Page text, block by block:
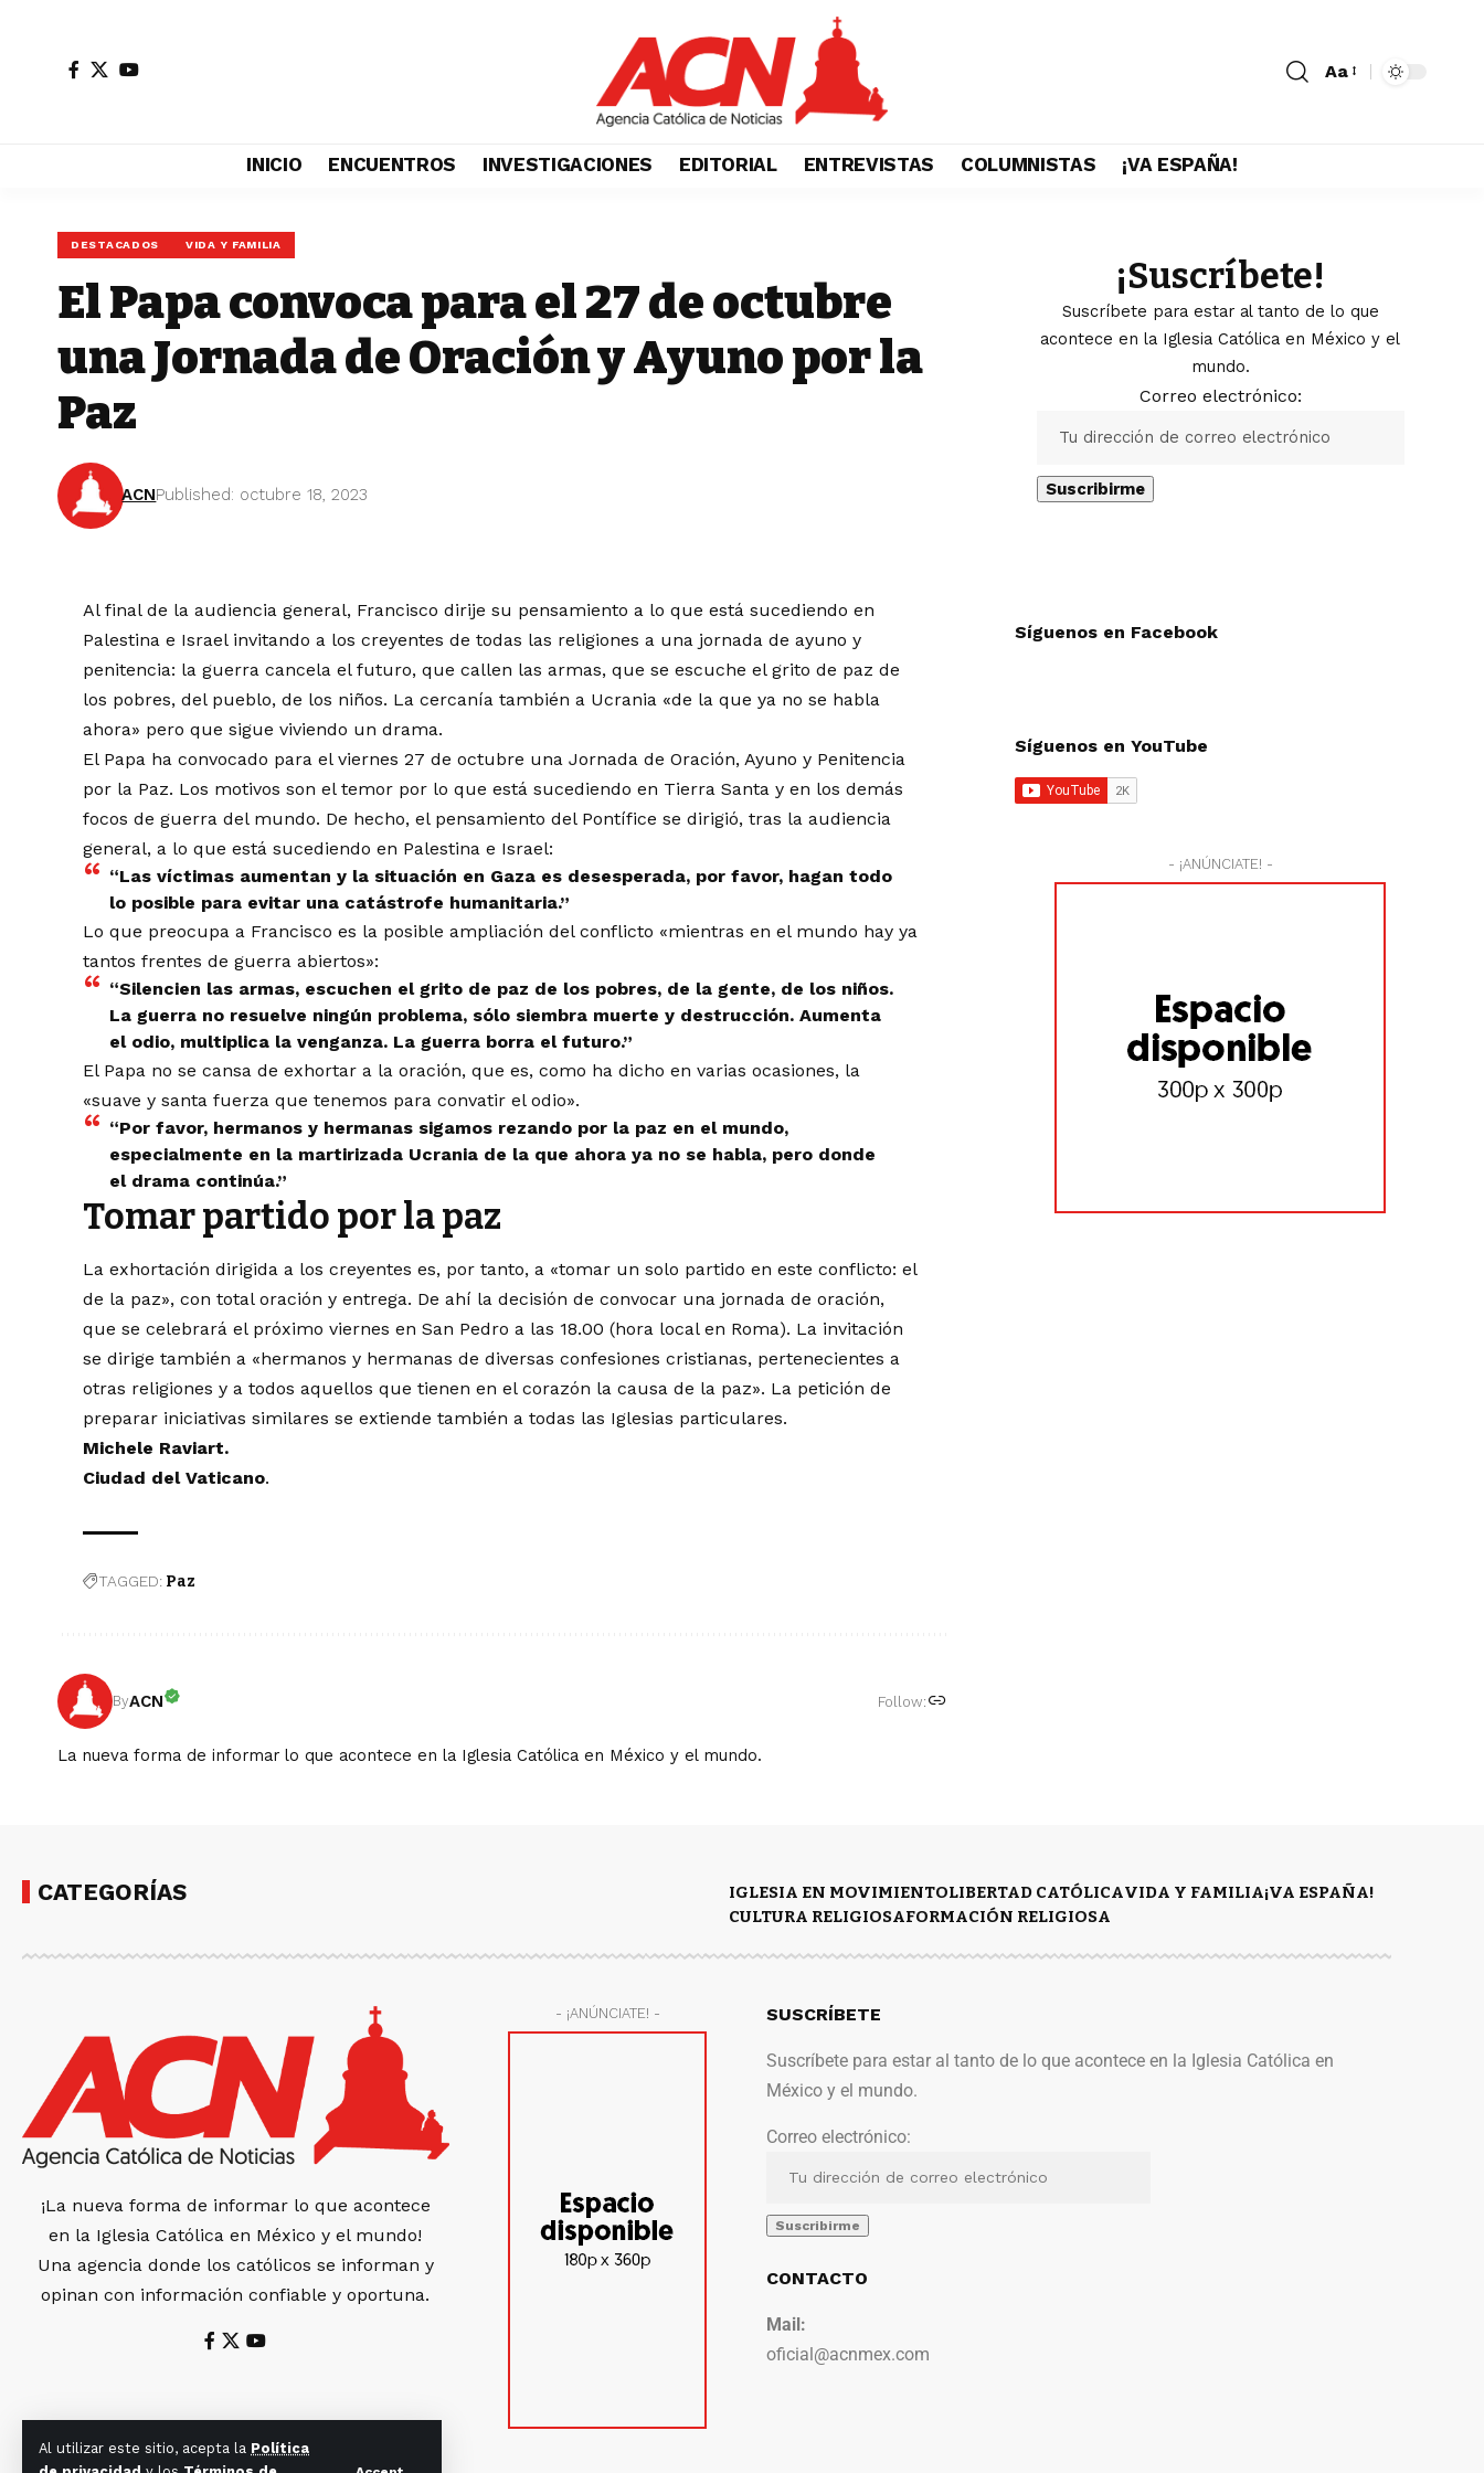
Al utilizar este sitio, acepta la Política
Aa
INICIO ENCUENTROS INVESTIGACIONES EDITORIAL ENTREVISTAS COLUMNISTAS ¡VA ESPAÑA!
DESTACADOS VIDA Y FAMILIA
El Papa convoca para el 27 de octubre
una Jornada de Oración y Ayuno por la
Paz
ACNPublished: octubre 18, 2023
Al final de la audiencia general, Francisco dirije su pensamiento a lo que está sucediendo en
Palestina e Israel invitando a los creyentes de todas las religiones a una jornada de ayuno y
penitencia: la guerra cancela el futuro, que callen las armas, que se escuche el grito de paz de
los pobres, del pueblo, de los niños. La cercanía también a Ucrania «de la que ya no se habla
ahora» pero que sigue viviendo un drama.
El Papa ha convocado para el viernes 27 de octubre una Jornada de Oración, Ayuno y Penitencia
por la Paz. Los motivos son el temor por lo que está sucediendo en Tierra Santa y en los demás
focos de guerra del mundo. De hecho, el pensamiento del Pontífice se dirigió, tras la audiencia
general, a lo que está sucediendo en Palestina e Israel:
“Las víctimas aumentan y la situación en Gaza es desesperada, por favor, hagan todo
lo posible para evitar una catástrofe humanitaria.”
Lo que preocupa a Francisco es la posible ampliación del conflicto «mientras en el mundo hay ya
tantos frentes de guerra abiertos»:
“Silencien las armas, escuchen el grito de paz de los pobres, de la gente, de los niños.
La guerra no resuelve ningún problema, sólo siembra muerte y destrucción. Aumenta
el odio, multiplica la venganza. La guerra borra el futuro.”
El Papa no se cansa de exhortar a la oración, que es, como ha dicho en varias ocasiones, la
«suave y santa fuerza que tenemos para convatir el odio».
“Por favor, hermanos y hermanas sigamos rezando por la paz en el mundo,
especialmente en la martirizada Ucrania de la que ahora ya no se habla, pero donde
el drama continúa.”
Tomar partido por la paz
La exhortación dirigida a los creyentes es, por tanto, a «tomar un solo partido en este conflicto: el
de la paz», con total oración y entrega. De ahí la decisión de convocar una jornada de oración,
que se celebrará el próximo viernes en San Pedro a las 18.00 (hora local en Roma). La invitación
se dirige también a «hermanos y hermanas de diversas confesiones cristianas, pertenecientes a
otras religiones y a todos aquellos que tienen en el corazón la causa de la paz». La petición de
preparar iniciativas similares se extiende también a todas las Iglesias particulares.
Michele Raviart.
Ciudad del Vaticano.
TAGGED: Paz
ByACN Follow:
La nueva forma de informar lo que acontece en la Iglesia Católica en México y el mundo.
¡Suscríbete!
Suscríbete para estar al tanto de lo que
acontece en la Iglesia Católica en México y el
mundo.
Correo electrónico:
Síguenos en Facebook
Síguenos en YouTube
- ¡ANÚNCIATE! -
CATEGORÍAS IGLESIA EN MOVIMIENTOLIBERTAD CATÓLICAVIDA Y FAMILIA¡VA ESPAÑA!
CULTURA RELIGIOSAFORMACIÓN RELIGIOSA
¡La nueva forma de informar lo que acontece
en la Iglesia Católica en México y el mundo!
Una agencia donde los católicos se informan y
opinan con información confiable y oportuna.
- ¡ANÚNCIATE! - SUSCRÍBETE
Suscríbete para estar al tanto de lo que acontece en la Iglesia Católica en
México y el mundo.
Correo electrónico:
CONTACTO
Mail:
oficial@acnmex.com